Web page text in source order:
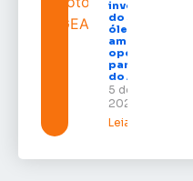
investidores
do setor de
óleo e gás e
amplia
oportunidades
para empresas
do Amapá
5 de agosto de
2026
Leia mais »